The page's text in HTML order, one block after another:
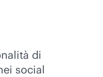
di
social